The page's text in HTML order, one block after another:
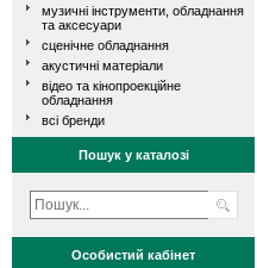
музичні інструменти, обладнання
та аксесуари
сценічне обладнання
акустичні матеріали
відео та кінопроекційне
обладнання
всі бренди
Пошук у каталозі
Особистий кабінет